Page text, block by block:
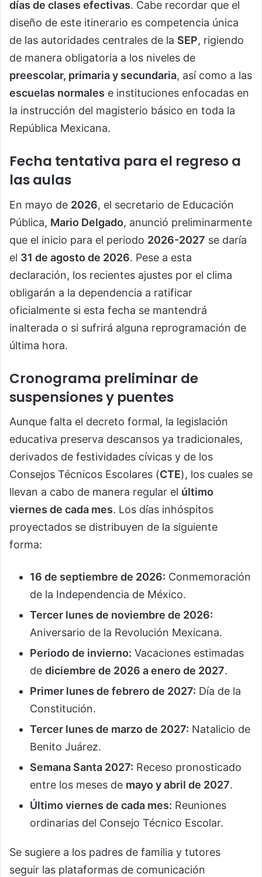
días de clases efectivas. Cabe recordar que el
diseño de este itinerario es competencia única
de las autoridades centrales de la SEP, rigiendo
de manera obligatoria a los niveles de
preescolar, primaria y secundaria, así como a las
escuelas normales e instituciones enfocadas en
la instrucción del magisterio básico en toda la
República Mexicana.
Fecha tentativa para el regreso a
las aulas
En mayo de 2026, el secretario de Educación
Pública, Mario Delgado, anunció preliminarmente
que el inicio para el periodo 2026-2027 se daría
el 31 de agosto de 2026. Pese a esta
declaración, los recientes ajustes por el clima
obligarán a la dependencia a ratificar
oficialmente si esta fecha se mantendrá
inalterada o si sufrirá alguna reprogramación de
última hora.
Cronograma preliminar de
suspensiones y puentes
Aunque falta el decreto formal, la legislación
educativa preserva descansos ya tradicionales,
derivados de festividades cívicas y de los
Consejos Técnicos Escolares (CTE), los cuales se
llevan a cabo de manera regular el último
viernes de cada mes. Los días inhóspitos
proyectados se distribuyen de la siguiente
forma:
16 de septiembre de 2026: Conmemoración
de la Independencia de México.
Tercer lunes de noviembre de 2026:
Aniversario de la Revolución Mexicana.
Periodo de invierno: Vacaciones estimadas
de diciembre de 2026 a enero de 2027.
Primer lunes de febrero de 2027: Día de la
Constitución.
Tercer lunes de marzo de 2027: Natalicio de
Benito Juárez.
Semana Santa 2027: Receso pronosticado
entre los meses de mayo y abril de 2027.
Último viernes de cada mes: Reuniones
ordinarias del Consejo Técnico Escolar.
Se sugiere a los padres de familia y tutores
seguir las plataformas de comunicación